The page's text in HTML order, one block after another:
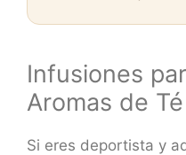
Infusiones
Aromas de Té
Si eres deportista y